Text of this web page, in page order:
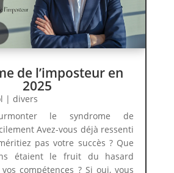
de l’imposteur en
2025
| divers
le syndrome de
Avez-vous déjà ressenti
pas votre succès ? Que
étaient le fruit du hasard
compétences ? Si oui, vous